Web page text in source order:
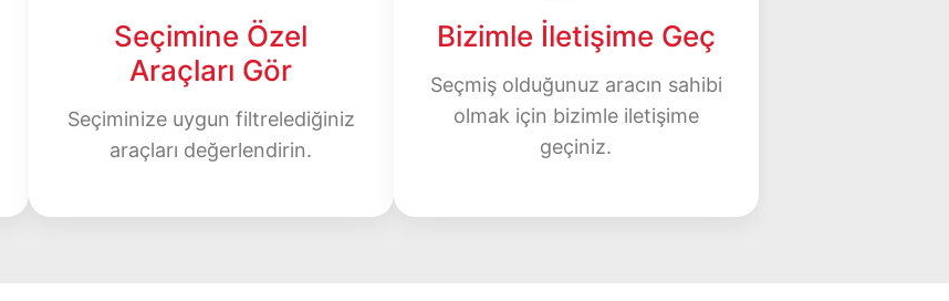
Seçimine Özel
Araçları Gör
Seçiminize uygun filtrelediğiniz
araçları değerlendirin.
Bizimle İletişime Geç
Seçmiş olduğunuz aracın sahibi
olmak için bizimle iletişime
geçiniz.